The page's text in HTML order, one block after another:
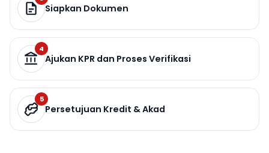
Siapkan Dokumen
4
Ajukan KPR dan Proses Verifikasi
5
Persetujuan Kredit & Akad